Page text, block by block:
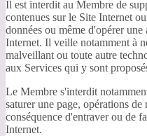
Il est interdit au Membre de
contenues sur le Site Internet
données ou même d'opérer
Internet. Il veille notamment à
malveillant ou toute autre
aux Services qui y sont
Le Membre s'interdit
saturer une page, opérations
conséquence d'entraver ou de
Internet.